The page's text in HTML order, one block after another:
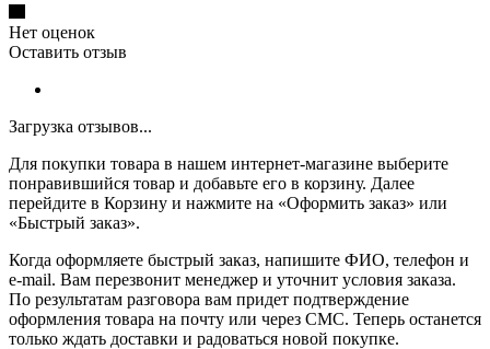
Нет оценок
Оставить отзыв
Загрузка отзывов...
Для покупки товара в нашем интернет-магазине выберите
понравившийся товар и добавьте его в корзину. Далее
перейдите в Корзину и нажмите на «Оформить заказ» или
«Быстрый заказ».
Когда оформляете быстрый заказ, напишите ФИО, телефон и
e-mail. Вам перезвонит менеджер и уточнит условия заказа.
По результатам разговора вам придет подтверждение
оформления товара на почту или через СМС. Теперь останется
только ждать доставки и радоваться новой покупке.